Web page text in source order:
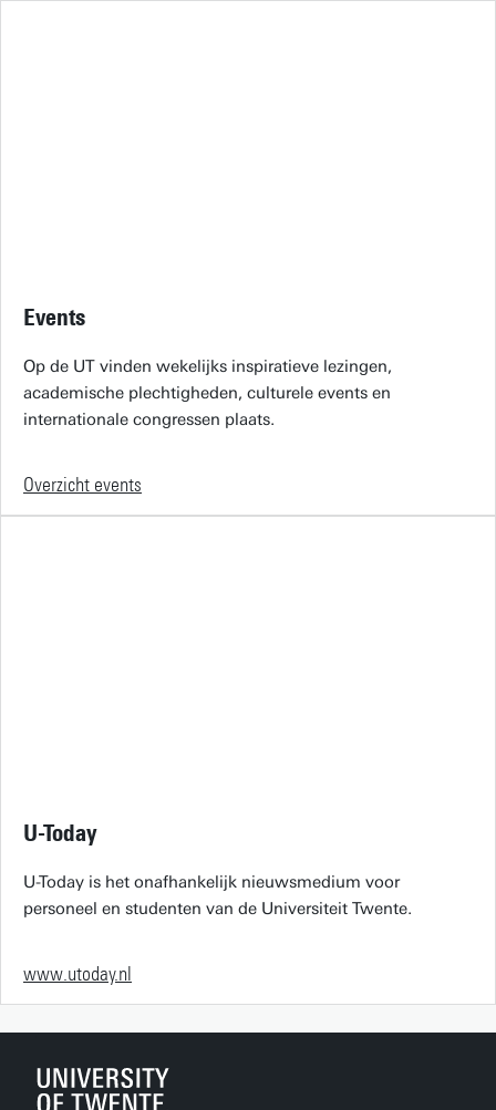
Events
Op de UT vinden wekelijks inspiratieve lezingen,
academische plechtigheden, culturele events en
internationale congressen plaats.
Overzicht events
U-Today
U-Today is het onafhankelijk nieuwsmedium voor
personeel en studenten van de Universiteit Twente.
www.utoday.nl